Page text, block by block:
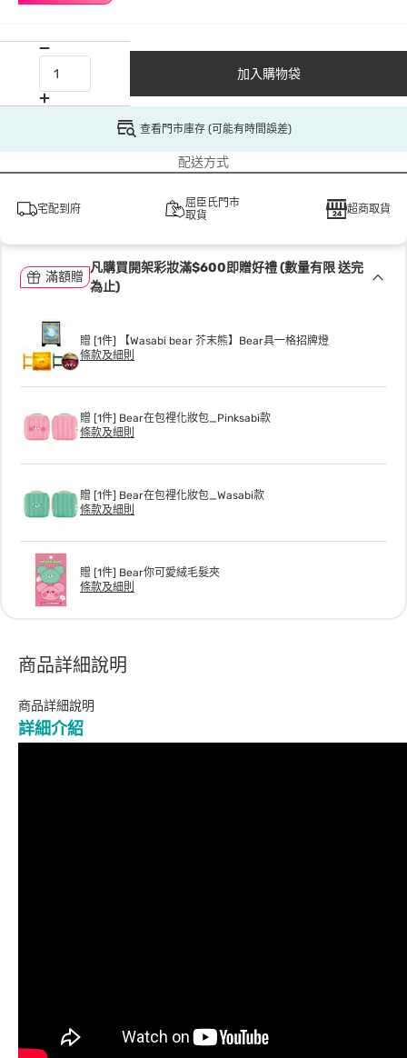
加入購物袋
查看門市庫存 (可能有時間誤差)
配送方式
宅配到府
屈臣氏門市
取貨
超商取貨
滿額贈
凡購買開架彩妝滿$600即贈好禮 (數量有限 送完
為止)
贈 [1件] 【Wasabi bear 芥末熊】Bear具一格招牌燈
條款及細則
贈 [1件] Bear在包裡化妝包_Pinksabi款
條款及細則
贈 [1件] Bear在包裡化妝包_Wasabi款
條款及細則
贈 [1件] Bear你可愛絨毛髮夾
條款及細則
商品詳細說明
商品詳細說明
詳細介紹